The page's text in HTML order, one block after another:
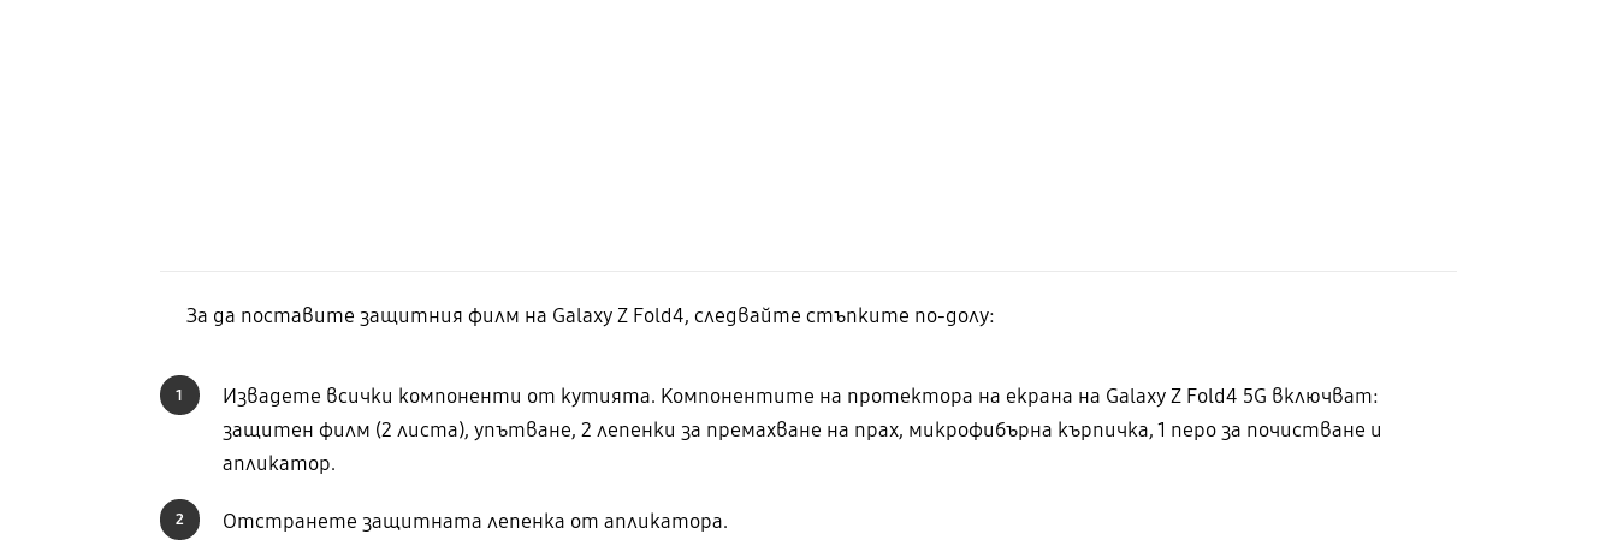
За да поставите защитния филм на Galaxy Z Fold4, следвайте стъпките по-долу:
1
Извадете всички компоненти от кутията. Компонентите на протектора на екрана на Galaxy Z Fold4 5G включват:
защитен филм (2 листа), упътване, 2 лепенки за премахване на прах, микрофибърна кърпичка, 1 перо за почистване и
апликатор.
2 Отстранете защитната лепенка от апликатора.